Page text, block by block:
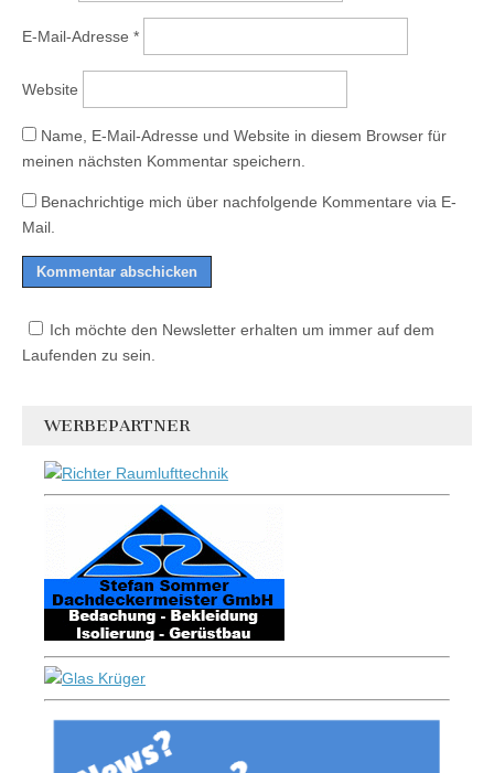
E-Mail-Adresse *
Website
Name, E-Mail-Adresse und Website in diesem Browser für
meinen nächsten Kommentar speichern.
Benachrichtige mich über nachfolgende Kommentare via E-
Mail.
Ich möchte den Newsletter erhalten um immer auf dem
Laufenden zu sein.
WERBEPARTNER